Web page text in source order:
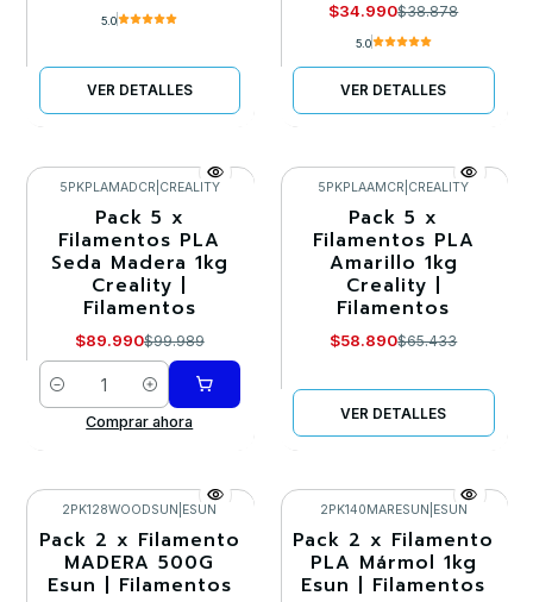
5.0
VER DETALLES
$34.990$38.878
5.0
VER DETALLES
5PKPLAMADCR CREALITY
Pack 5 x
Filamentos PLA
Seda Madera 1kg
Creality |
Filamentos
$89.990$99.989
Cantidad
Comprar ahora
Agotado
5PKPLAAMCR CREALITY
Pack 5 x
Filamentos PLA
Amarillo 1kg
Creality |
Filamentos
$58.890$65.433
VER DETALLES
-10%
Agotado
2PK128WOODSUN ESUN
Pack 2 x Filamento
MADERA 500G
Esun | Filamentos
-10%
2PK140MARESUN ESUN
Pack 2 x Filamento
PLA Mármol 1kg
Esun | Filamentos